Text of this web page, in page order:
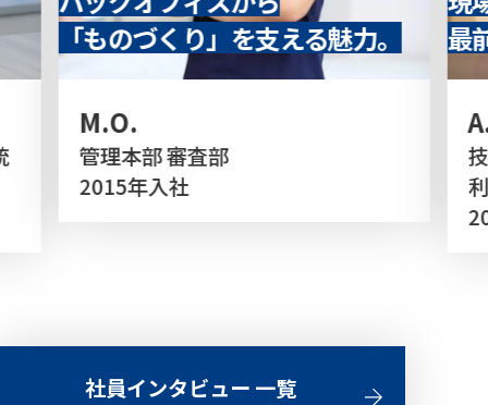
「ものづくり」を支える魅力。
M.O.
管理本部 審査部
2015年入社
最
社員インタビュー 一覧